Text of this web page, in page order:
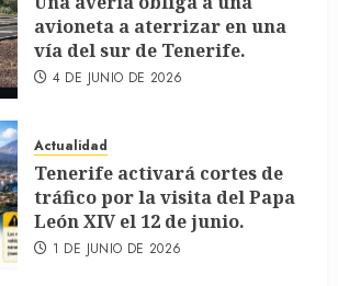
avioneta a aterrizar en una
vía del sur de Tenerife.
4 DE JUNIO DE 2026
Actualidad
Tenerife activará cortes de
tráfico por la visita del Papa
León XIV el 12 de junio.
1 DE JUNIO DE 2026